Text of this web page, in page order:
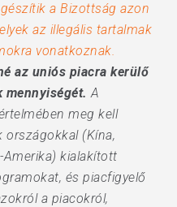
a Bizottság azon
az illegális tartalmak
vonatkoznak.
az uniós piacra kerülő
mennyiségét. A
meg kell
országokkal (Kína,
Amerika) kialakított
és piacfigyelő
a piacokról,